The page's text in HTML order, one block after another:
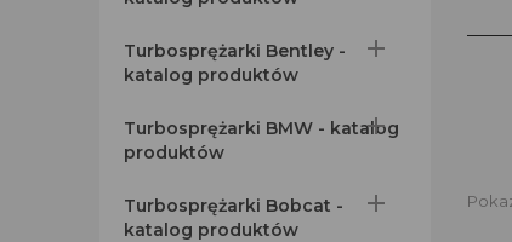
Turbosprężarki Bentley -
katalog produktów

Turbosprężarki BMW - katalog
produktów

Turbosprężarki Bobcat -
katalog produktów
